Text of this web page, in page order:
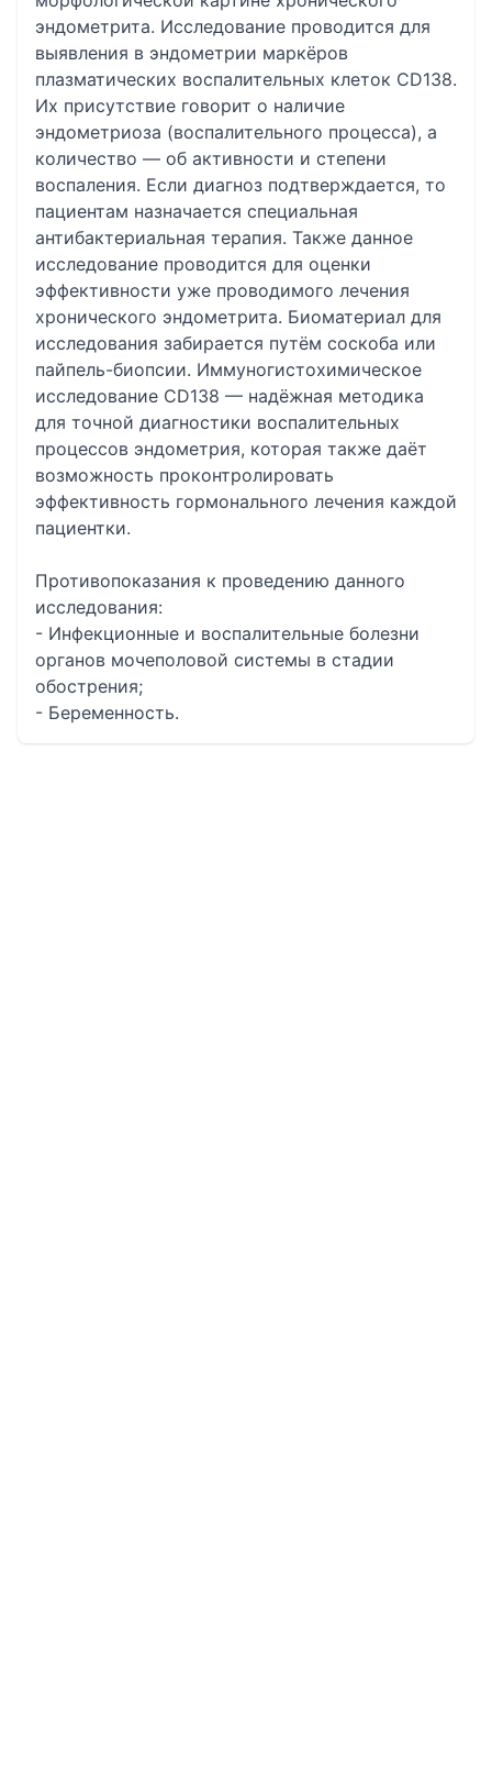
эндометрита. Исследование проводится для
выявления в эндометрии маркёров
плазматических воспалительных клеток CD138.
Их присутствие говорит о наличие
эндометриоза (воспалительного процесса), а
количество — об активности и степени
воспаления. Если диагноз подтверждается, то
пациентам назначается специальная
антибактериальная терапия. Также данное
исследование проводится для оценки
эффективности уже проводимого лечения
хронического эндометрита. Биоматериал для
исследования забирается путём соскоба или
пайпель-биопсии. Иммуногистохимическое
исследование CD138 — надёжная методика
для точной диагностики воспалительных
процессов эндометрия, которая также даёт
возможность проконтролировать
эффективность гормонального лечения каждой
пациентки.
Противопоказания к проведению данного
исследования:
- Инфекционные и воспалительные болезни
органов мочеполовой системы в стадии
обострения;
- Беременность.